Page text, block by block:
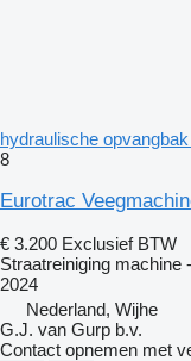
hydraulische
8
Eurotrac
€ 3.200 Exclusief BTW
Straatreiniging machine
2024
Nederland, Wijhe
G.J. van Gurp b.v.
Contact opnemen met